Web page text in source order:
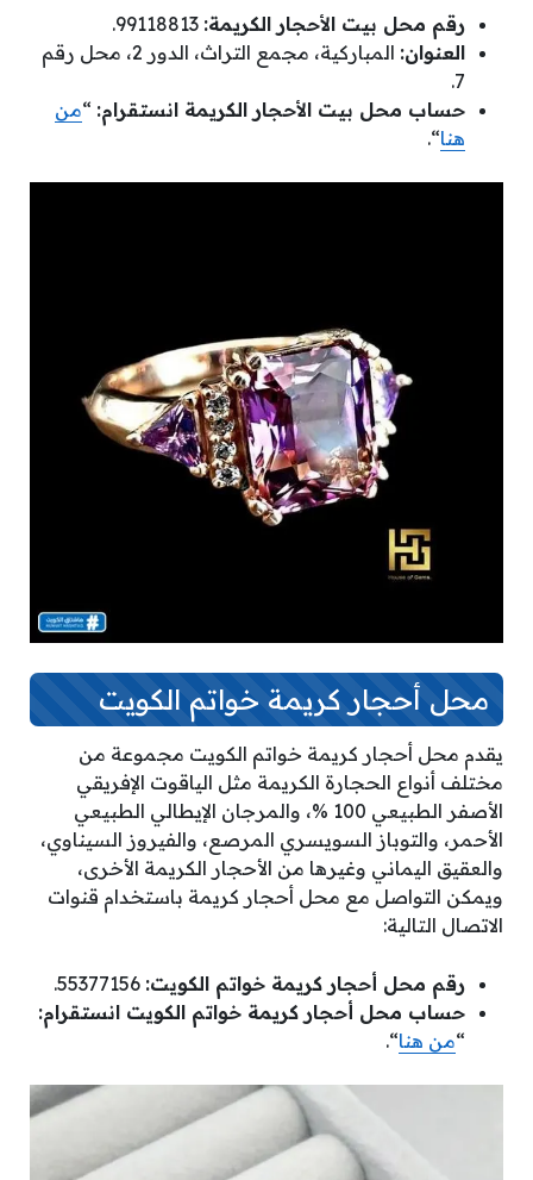
رقم محل بيت الأحجار الكريمة:
العنوان:
المباركية، مجمع التراث، الدور 2، محل رقم
7.
حساب محل بيت الأحجار الكريمة انستقرام: “من
هنا“.
محل أحجار كريمة خواتم الكويت
يقدم محل أحجار كريمة خواتم الكويت مجموعة من
مختلف أنواع الحجارة الكريمة مثل الياقوت الإفريقي
الأصفر الطبيعي 100 %، والمرجان الإيطالي الطبيعي
الأحمر، والتوباز السويسري المرصع، والفيروز السيناوي،
والعقيق اليماني وغيرها من الأحجار الكريمة الأخرى،
ويمكن التواصل مع محل أحجار كريمة باستخدام قنوات
الاتصال التالية:
رقم محل أحجار كريمة خواتم الكويت:
حساب محل أحجار كريمة خواتم الكويت انستقرام:
“من هنا“.